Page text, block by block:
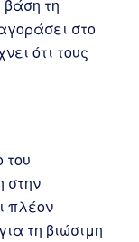
βάση τη
στο
ότι τους
του
στην
πλέον
τη βιώσιμη